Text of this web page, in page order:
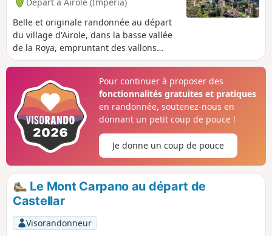
que les genêts sont en fleurs.
Belle et originale randonnée au départ
du village d'Airole, dans la basse vallée
de la Roya, empruntant des vallons
sauvages et préservés et qui offre des
certains de ses hameaux/villages
perchés (Olivetta, Fanghetto côté italien
et Piène Haute, Libre pour la partie
française). Du point culminant, on
bénéficie d'un point de vue sur la côte
ligure et les sommets principaux du
Mulacié) par leurs versants italiens.
Pour continuer à proposer des
fonctionnalités gratuites et pratiques
en randonnée, soutenez-nous en
donnant un petit coup de pouce !
Je donne un coup de pouce
Le Mont Carpano au départ de
Castellar
Visorandonneur